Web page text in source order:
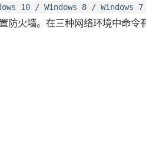
10 / Windows 8 / Windows
防火墙。在三种网络环境中命令